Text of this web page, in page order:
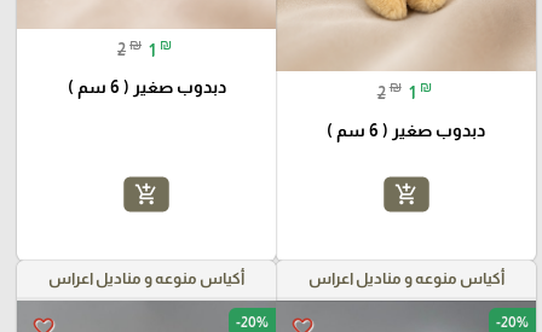
2 ₪ 1 ₪
دبدوب صغير ( 6 سم )
add_shopping_cart
2 ₪ 1 ₪
دبدوب صغير ( 6 سم )
add_shopping_cart
أكياس منوعه و مناديل اعراس
-20%
أكياس منوعه و مناديل اعراس
-20%